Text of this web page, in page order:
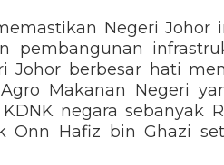
Negeri
pembangunan
Johor berbesar hati
Makanan Negeri
negara sebanyak
Onn Hafiz bin Ghazi